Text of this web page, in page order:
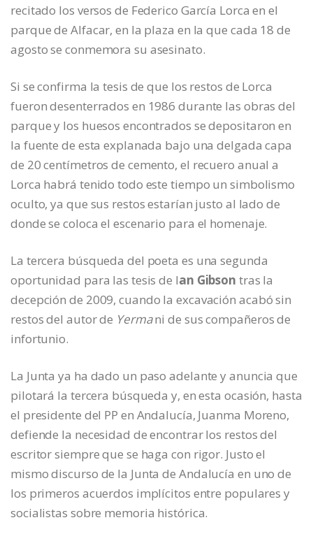
recitado los versos de Federico García Lorca en el
parque de Alfacar, en la plaza en la que cada 18 de
agosto se conmemora su asesinato.
Si se confirma la tesis de que los restos de Lorca
fueron desenterrados en 1986 durante las obras del
parque y los huesos encontrados se depositaron en
la fuente de esta explanada bajo una delgada capa
de 20 centímetros de cemento, el recuero anual a
Lorca habrá tenido todo este tiempo un simbolismo
oculto, ya que sus restos estarían justo al lado de
donde se coloca el escenario para el homenaje.
La tercera búsqueda del poeta es una segunda
oportunidad para las tesis de Ian Gibson tras la
decepción de 2009, cuando la excavación acabó sin
restos del autor de Yermani de sus compañeros de
infortunio.
La Junta ya ha dado un paso adelante y anuncia que
pilotará la tercera búsqueda y, en esta ocasión, hasta
el presidente del PP en Andalucía, Juanma Moreno,
defiende la necesidad de encontrar los restos del
escritor siempre que se haga con rigor. Justo el
mismo discurso de la Junta de Andalucía en uno de
los primeros acuerdos implícitos entre populares y
socialistas sobre memoria histórica.